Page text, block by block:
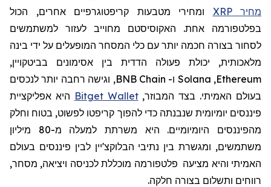
מחיר XRP
ומחירי מטבעות קריפטוגרפיים אחרים, הכול
בפלטפורמה אחת. האקוסיסטם מחוייב לעזור למשתמשים
לסחור בצורה חכמה יותר עם כלי המסחר המופעלים על ידי בינה
מלאכותית, יכולת פעולה הדדית בין אסימונים בביטקויין,
Ethereum
,
Solana ו- BNB Chain, וגישה רחבה יותר לנכסים
בעולם האמיתי. בצד המבוזר,Bitget Wallet היא אפליקציית
פיננסים יומיומית שנבנתה כדי להפוך קריפטו לפשוט, בטוח וחלק
מהפיננסים היומיומיים. היא
משרתת למעלה מ-80 מיליון
משתמשים, ומגשרת בין נתיבי הבלוקצ'יין לבין פיננסים בעולם
האמיתי והיא מציעה פלטפורמה מוכללת לכניסה ויציאה, מסחר,
רווחים ותשלום בצורה חלקה.